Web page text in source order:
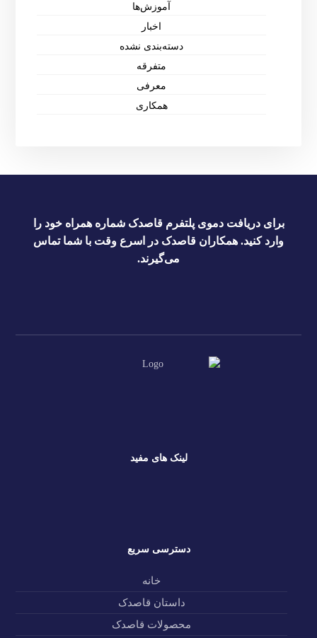
آموزش‌ها
اخبار
دسته‌بندی نشده
متفرقه
معرفی
همکاری
برای دریافت دموی پلتفرم قاصدک شماره همراه خود را
وارد کنید. همکاران قاصدک در اسرع وقت با شما تماس
می‌گیرند.
لینک های مفید
دسترسی سریع
خانه
داستان قاصدک
محصولات قاصدک